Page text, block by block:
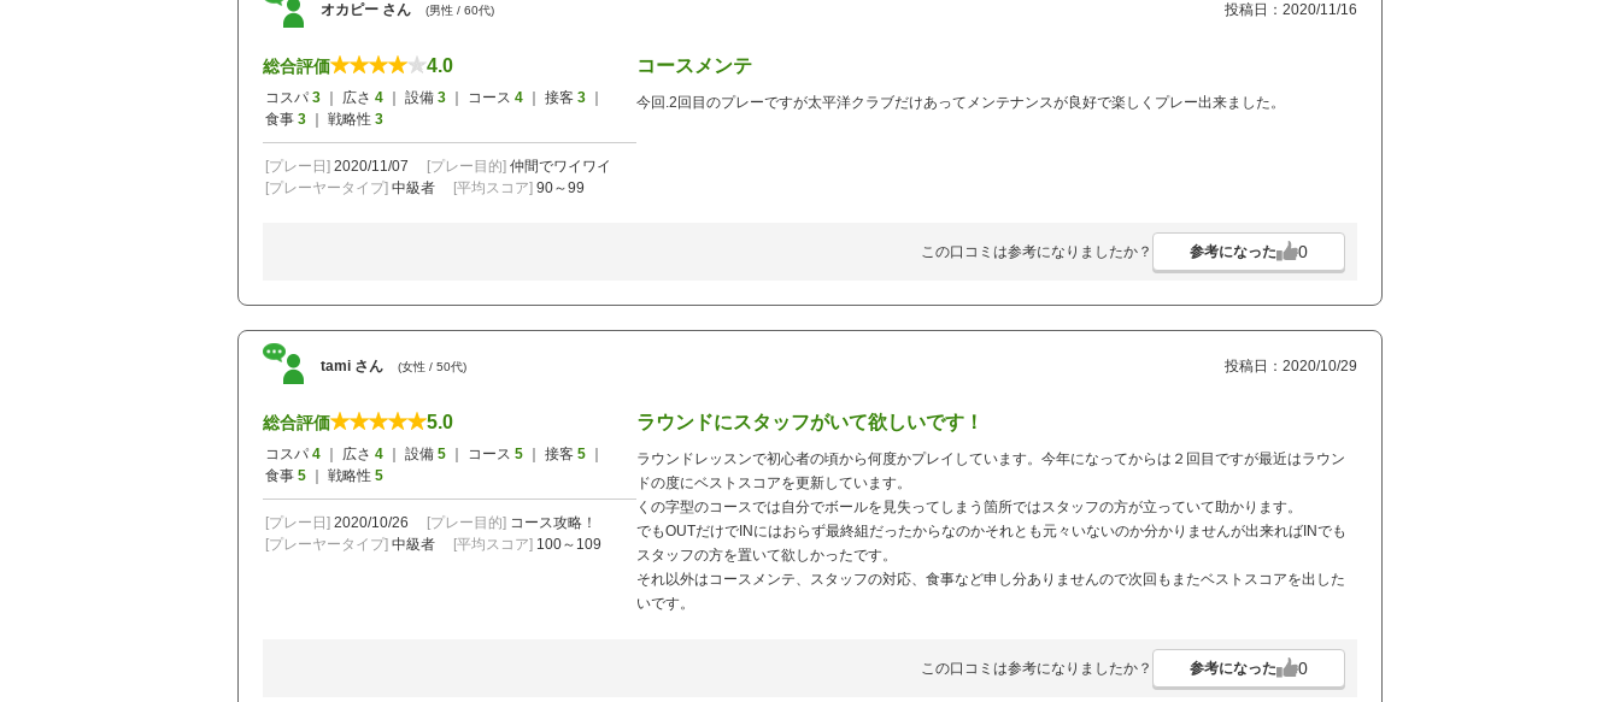
オカピー さん (男性 / 60代) 投稿日：2020/11/16
総合評価 4.0
コスパ 3 ｜ 広さ 4 ｜ 設備 3 ｜ コース 4 ｜ 接客 3
食事 3 ｜ 戦略性 3
[プレー日] 2020/11/07 [プレー目的] 仲間でワイワイ
[プレーヤータイプ] 中級者 [平均スコア] 90～99
コースメンテ
今回.2回目のプレーですが太平洋クラブだけあってメンテナンスが良好で楽しくプレー出来ました。
この口コミは参考になりましたか？ 参考になった 0
tami さん (女性 / 50代) 投稿日：2020/10/29
総合評価 5.0
コスパ 4 ｜ 広さ 4 ｜ 設備 5 ｜ コース 5 ｜ 接客 5
食事 5 ｜ 戦略性 5
[プレー日] 2020/10/26 [プレー目的] コース攻略！
[プレーヤータイプ] 中級者 [平均スコア] 100～109
ラウンドにスタッフがいて欲しいです！
ラウンドレッスンで初心者の頃から何度かプレイしています。今年になってからは２回目ですが最近はラウン
ドの度にベストスコアを更新しています。
くの字型のコースでは自分でボールを見失ってしまう箇所ではスタッフの方が立っていて助かります。
でもOUTだけでINにはおらず最終組だったからなのかそれとも元々いないのか分かりませんが出来ればINでも
スタッフの方を置いて欲しかったです。
それ以外はコースメンテ、スタッフの対応、食事など申し分ありませんので次回もまたベストスコアを出した
いです。
この口コミは参考になりましたか？ 参考になった 0